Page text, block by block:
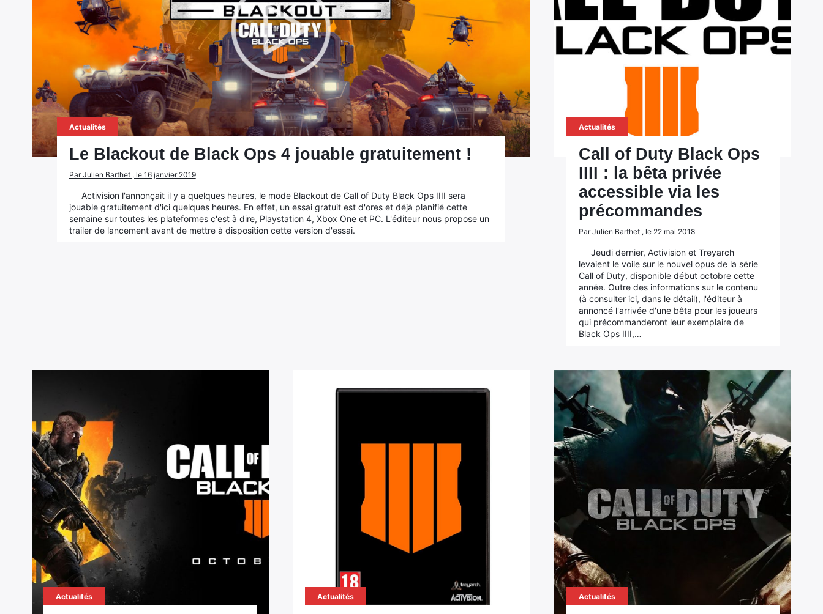
Actualités
Le Blackout de Black Ops 4 jouable gratuitement !
Par Julien Barthet , le 16 janvier 2019
Activision l'annonçait il y a quelques heures, le mode Blackout de Call of Duty Black Ops IIII sera
jouable gratuitement d'ici quelques heures. En effet, un essai gratuit est d'ores et déjà planifié cette
semaine sur toutes les plateformes c'est à dire, Playstation 4, Xbox One et PC. L'éditeur nous propose un
trailer de lancement avant de mettre à disposition cette version d'essai.
Actualités
Call of Duty Black Ops
IIII : la bêta privée
accessible via les
précommandes
Par Julien Barthet , le 22 mai 2018
Jeudi dernier, Activision et Treyarch
levaient le voile sur le nouvel opus de la série
Call of Duty, disponible début octobre cette
année. Outre des informations sur le contenu
(à consulter ici, dans le détail), l'éditeur à
annoncé l'arrivée d'une bêta pour les joueurs
qui précommanderont leur exemplaire de
Black Ops IIII,…
Actualités Actualités Actualités